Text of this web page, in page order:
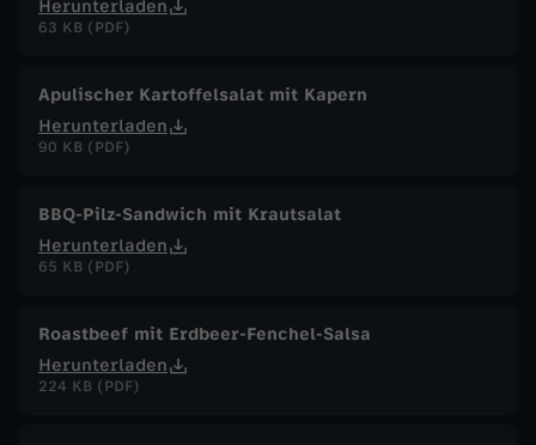
Herunterladen
63 KB (PDF)
Apulischer Kartoffelsalat mit Kapern
Herunterladen
90 KB (PDF)
BBQ-Pilz-Sandwich mit Krautsalat
Herunterladen
65 KB (PDF)
Roastbeef mit Erdbeer-Fenchel-Salsa
Herunterladen
224 KB (PDF)